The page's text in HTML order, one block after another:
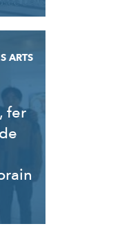
ARTS
fer